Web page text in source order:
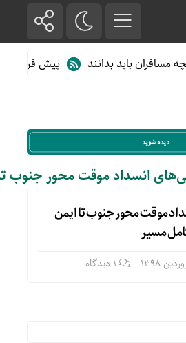
باید بدانند پیش فروش
انسداد موقت محور
موقت محور جنوب تا ایمن
مسیر
1 دیدگاه